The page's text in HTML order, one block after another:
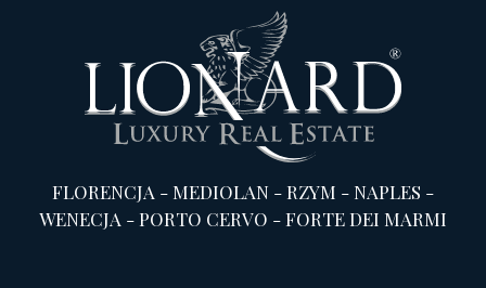
FLORENCJA -MEDIOLAN -RZYM -NAPLES -
WENECJA -PORTO CERVO -FORTE DEI MARMI